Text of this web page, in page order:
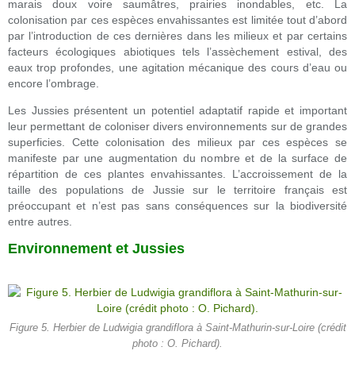
marais doux voire saumâtres, prairies inondables, etc. La
colonisation par ces espèces envahissantes est limitée tout d’abord
par l’introduction de ces dernières dans les milieux et par certains
facteurs écologiques abiotiques tels l’assèchement estival, des
eaux trop profondes, une agitation mécanique des cours d’eau ou
encore l’ombrage.
Les Jussies présentent un potentiel adaptatif rapide et important
leur permettant de coloniser divers environnements sur de grandes
superficies. Cette colonisation des milieux par ces espèces se
manifeste par une augmentation du nombre et de la surface de
répartition de ces plantes envahissantes. L’accroissement de la
taille des populations de Jussie sur le territoire français est
préoccupant et n’est pas sans conséquences sur la biodiversité
entre autres.
Environnement et Jussies
Figure 5. Herbier de Ludwigia grandiflora à Saint-Mathurin-sur-Loire (crédit
photo : O. Pichard).